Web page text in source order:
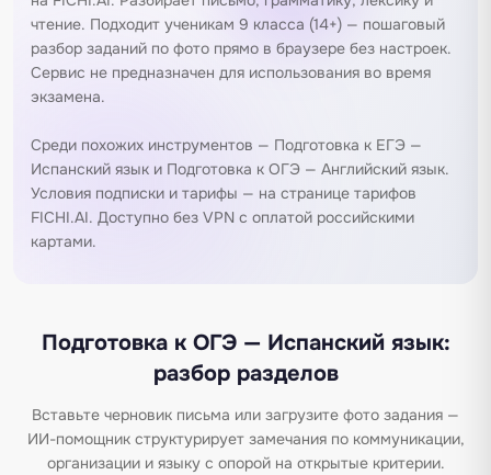
чтение. Подходит ученикам 9 класса (14+) — пошаговый
разбор заданий по фото прямо в браузере без настроек.
Сервис не предназначен для использования во время
экзамена.
Среди похожих инструментов — Подготовка к ЕГЭ —
Испанский язык и Подготовка к ОГЭ — Английский язык.
Условия подписки и тарифы — на странице тарифов
FICHI.AI. Доступно без VPN с оплатой российскими
картами.
Подготовка к ОГЭ — Испанский язык:
разбор разделов
Вставьте черновик письма или загрузите фото задания —
ИИ-помощник структурирует замечания по коммуникации,
организации и языку с опорой на открытые критерии.